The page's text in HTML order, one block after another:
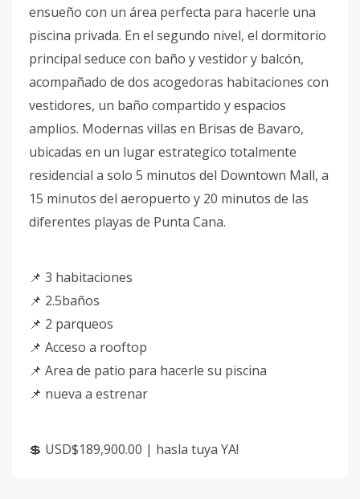
ensueño con un área perfecta para hacerle una
piscina privada. En el segundo nivel, el dormitorio
principal seduce con baño y vestidor y balcón,
acompañado de dos acogedoras habitaciones con
vestidores, un baño compartido y espacios
amplios. Modernas villas en Brisas de Bavaro,
ubicadas en un lugar estrategico totalmente
residencial a solo 5 minutos del Downtown Mall, a
15 minutos del aeropuerto y 20 minutos de las
diferentes playas de Punta Cana.
📌 3 habitaciones
📌 2.5baños
📌 2 parqueos
📌 Acceso a rooftop
📌 Area de patio para hacerle su piscina
📌 nueva a estrenar
💲 USD$189,900.00 | hasla tuya YA!